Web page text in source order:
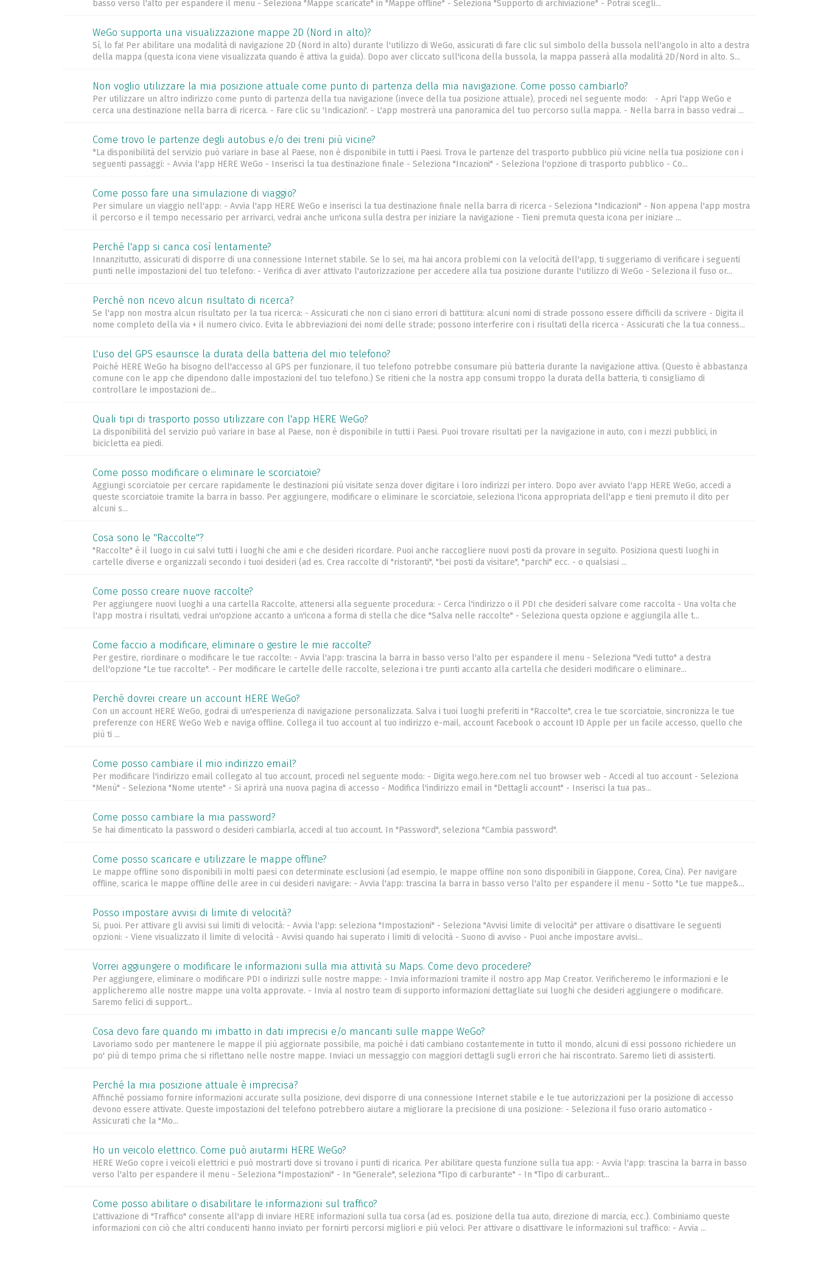
basso verso l'alto per espandere il menu - Seleziona "Mappe scaricate" in "Mappe offline" - Seleziona "Supporto di archiviazione" - Potrai scegli...
WeGo supporta una visualizzazione mappe 2D (Nord in alto)?
Sì, lo fa! Per abilitare una modalità di navigazione 2D (Nord in alto) durante l'utilizzo di WeGo, assicurati di fare clic sul simbolo della bussola nell'angolo in alto a destra
della mappa (questa icona viene visualizzata quando è attiva la guida). Dopo aver cliccato sull'icona della bussola, la mappa passerà alla modalità 2D/Nord in alto. S...
Non voglio utilizzare la mia posizione attuale come punto di partenza della mia navigazione. Come posso cambiarlo?
Per utilizzare un altro indirizzo come punto di partenza della tua navigazione (invece della tua posizione attuale), procedi nel seguente modo: - Apri l'app WeGo e
cerca una destinazione nella barra di ricerca. - Fare clic su 'Indicazioni'. - L'app mostrerà una panoramica del tuo percorso sulla mappa. - Nella barra in basso vedrai ...
Come trovo le partenze degli autobus e/o dei treni più vicine?
*La disponibilità del servizio può variare in base al Paese, non è disponibile in tutti i Paesi. Trova le partenze del trasporto pubblico più vicine nella tua posizione con i
seguenti passaggi: - Avvia l'app HERE WeGo - Inserisci la tua destinazione finale - Seleziona "Incazioni" - Seleziona l'opzione di trasporto pubblico - Co...
Come posso fare una simulazione di viaggio?
Per simulare un viaggio nell'app: - Avvia l'app HERE WeGo e inserisci la tua destinazione finale nella barra di ricerca - Seleziona "Indicazioni" - Non appena l'app mostra
il percorso e il tempo necessario per arrivarci, vedrai anche un'icona sulla destra per iniziare la navigazione - Tieni premuta questa icona per iniziare ...
Perché l'app si carica così lentamente?
Innanzitutto, assicurati di disporre di una connessione Internet stabile. Se lo sei, ma hai ancora problemi con la velocità dell'app, ti suggeriamo di verificare i seguenti
punti nelle impostazioni del tuo telefono: - Verifica di aver attivato l'autorizzazione per accedere alla tua posizione durante l'utilizzo di WeGo - Seleziona il fuso or...
Perché non ricevo alcun risultato di ricerca?
Se l'app non mostra alcun risultato per la tua ricerca: - Assicurati che non ci siano errori di battitura: alcuni nomi di strade possono essere difficili da scrivere - Digita il
nome completo della via + il numero civico. Evita le abbreviazioni dei nomi delle strade; possono interferire con i risultati della ricerca - Assicurati che la tua conness...
L'uso del GPS esaurisce la durata della batteria del mio telefono?
Poiché HERE WeGo ha bisogno dell'accesso al GPS per funzionare, il tuo telefono potrebbe consumare più batteria durante la navigazione attiva. (Questo è abbastanza
comune con le app che dipendono dalle impostazioni del tuo telefono.) Se ritieni che la nostra app consumi troppo la durata della batteria, ti consigliamo di
controllare le impostazioni de...
Quali tipi di trasporto posso utilizzare con l'app HERE WeGo?
La disponibilità del servizio può variare in base al Paese, non è disponibile in tutti i Paesi. Puoi trovare risultati per la navigazione in auto, con i mezzi pubblici, in
bicicletta ea piedi.
Come posso modificare o eliminare le scorciatoie?
Aggiungi scorciatoie per cercare rapidamente le destinazioni più visitate senza dover digitare i loro indirizzi per intero. Dopo aver avviato l'app HERE WeGo, accedi a
queste scorciatoie tramite la barra in basso. Per aggiungere, modificare o eliminare le scorciatoie, seleziona l'icona appropriata dell'app e tieni premuto il dito per
alcuni s...
Cosa sono le "Raccolte"?
"Raccolte" è il luogo in cui salvi tutti i luoghi che ami e che desideri ricordare. Puoi anche raccogliere nuovi posti da provare in seguito. Posiziona questi luoghi in
cartelle diverse e organizzali secondo i tuoi desideri (ad es. Crea raccolte di "ristoranti", "bei posti da visitare", "parchi" ecc. - o qualsiasi ...
Come posso creare nuove raccolte?
Per aggiungere nuovi luoghi a una cartella Raccolte, attenersi alla seguente procedura: - Cerca l'indirizzo o il PDI che desideri salvare come raccolta - Una volta che
l'app mostra i risultati, vedrai un'opzione accanto a un'icona a forma di stella che dice "Salva nelle raccolte" - Seleziona questa opzione e aggiungila alle t...
Come faccio a modificare, eliminare o gestire le mie raccolte?
Per gestire, riordinare o modificare le tue raccolte: - Avvia l'app: trascina la barra in basso verso l'alto per espandere il menu - Seleziona "Vedi tutto" a destra
dell'opzione "Le tue raccolte". - Per modificare le cartelle delle raccolte, seleziona i tre punti accanto alla cartella che desideri modificare o eliminare...
Perché dovrei creare un account HERE WeGo?
Con un account HERE WeGo, godrai di un'esperienza di navigazione personalizzata. Salva i tuoi luoghi preferiti in "Raccolte", crea le tue scorciatoie, sincronizza le tue
preferenze con HERE WeGo Web e naviga offline. Collega il tuo account al tuo indirizzo e-mail, account Facebook o account ID Apple per un facile accesso, quello che
più ti ...
Come posso cambiare il mio indirizzo email?
Per modificare l'indirizzo email collegato al tuo account, procedi nel seguente modo: - Digita wego.here.com nel tuo browser web - Accedi al tuo account - Seleziona
"Menù" - Seleziona "Nome utente" - Si aprirà una nuova pagina di accesso - Modifica l'indirizzo email in "Dettagli account" - Inserisci la tua pas...
Come posso cambiare la mia password?
Se hai dimenticato la password o desideri cambiarla, accedi al tuo account. In "Password", seleziona "Cambia password".
Come posso scaricare e utilizzare le mappe offline?
Le mappe offline sono disponibili in molti paesi con determinate esclusioni (ad esempio, le mappe offline non sono disponibili in Giappone, Corea, Cina). Per navigare
offline, scarica le mappe offline delle aree in cui desideri navigare: - Avvia l'app: trascina la barra in basso verso l'alto per espandere il menu - Sotto "Le tue mappe&...
Posso impostare avvisi di limite di velocità?
Si, puoi. Per attivare gli avvisi sui limiti di velocità: - Avvia l'app: seleziona "Impostazioni" - Seleziona "Avvisi limite di velocità" per attivare o disattivare le seguenti
opzioni: - Viene visualizzato il limite di velocità - Avvisi quando hai superato i limiti di velocità - Suono di avviso - Puoi anche impostare avvisi...
Vorrei aggiungere o modificare le informazioni sulla mia attività su Maps. Come devo procedere?
Per aggiungere, eliminare o modificare PDI o indirizzi sulle nostre mappe: - Invia informazioni tramite il nostro app Map Creator. Verificheremo le informazioni e le
applicheremo alle nostre mappe una volta approvate. - Invia al nostro team di supporto informazioni dettagliate sui luoghi che desideri aggiungere o modificare.
Saremo felici di support...
Cosa devo fare quando mi imbatto in dati imprecisi e/o mancanti sulle mappe WeGo?
Lavoriamo sodo per mantenere le mappe il più aggiornate possibile, ma poiché i dati cambiano costantemente in tutto il mondo, alcuni di essi possono richiedere un
po' più di tempo prima che si riflettano nelle nostre mappe. Inviaci un messaggio con maggiori dettagli sugli errori che hai riscontrato. Saremo lieti di assisterti.
Perché la mia posizione attuale è imprecisa?
Affinché possiamo fornire informazioni accurate sulla posizione, devi disporre di una connessione Internet stabile e le tue autorizzazioni per la posizione di accesso
devono essere attivate. Queste impostazioni del telefono potrebbero aiutare a migliorare la precisione di una posizione: - Seleziona il fuso orario automatico -
Assicurati che la "Mo...
Ho un veicolo elettrico. Come può aiutarmi HERE WeGo?
HERE WeGo copre i veicoli elettrici e può mostrarti dove si trovano i punti di ricarica. Per abilitare questa funzione sulla tua app: - Avvia l'app: trascina la barra in basso
verso l'alto per espandere il menu - Seleziona "Impostazioni" - In "Generale", seleziona "Tipo di carburante" - In "Tipo di carburant...
Come posso abilitare o disabilitare le informazioni sul traffico?
L'attivazione di "Traffico" consente all'app di inviare HERE informazioni sulla tua corsa (ad es. posizione della tua auto, direzione di marcia, ecc.). Combiniamo queste
informazioni con ciò che altri conducenti hanno inviato per fornirti percorsi migliori e più veloci. Per attivare o disattivare le informazioni sul traffico: - Avvia ...